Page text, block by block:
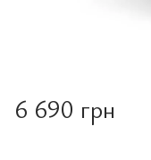
6 690 грн